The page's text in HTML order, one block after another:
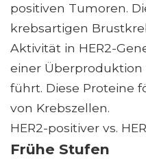
positiven Tumoren.
krebsartigen
Aktivität in HER2-
einer Überproduktion
führt. Diese Proteine
von Krebszellen.
HER2-positiver vs.
Frühe Stufen